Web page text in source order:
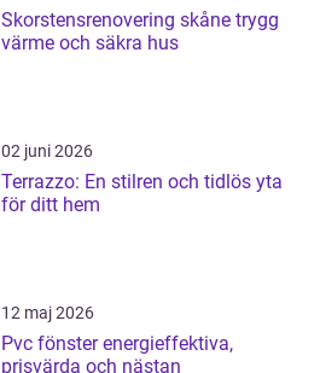
Skorstensrenovering skåne trygg
värme och säkra hus
02 juni 2026
Terrazzo: En stilren och tidlös yta
för ditt hem
12 maj 2026
Pvc fönster energieffektiva,
prisvärda och nästan